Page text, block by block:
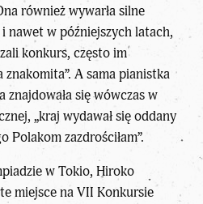
również wywarła silne
nawet w późniejszych latach,
konkurs, często im
znakomita”. A sama pianistka
znajdowała się wówczas w
„kraj wydawał się oddany
Polakom zazdrościłam”.
w Tokio, Hiroko
miejsce na VII Konkursie